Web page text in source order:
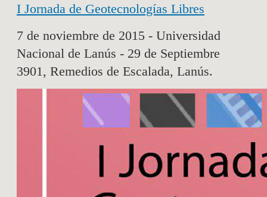
I Jornada de Geotecnologías Libres
7 de noviembre de 2015 - Universidad
Nacional de Lanús - 29 de Septiembre
3901, Remedios de Escalada, Lanús.